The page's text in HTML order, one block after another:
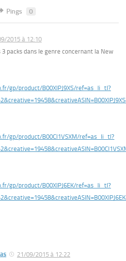
Pings 0
2015 à 12:10
3 packs dans le genre concernant la New
gp/product/B00XIPJ9XS/ref=as_li_tl?
gp/product/B00CI1VSXM/ref=as_li_tl?
gp/product/B00XIPJ6EK/ref=as_li_tl?
21/09/2015 à 12:22